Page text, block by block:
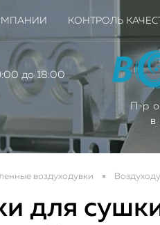
КОНТРОЛЬ
до 18:00
воздуходувки
для